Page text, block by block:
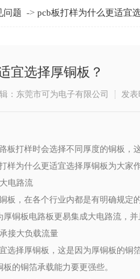
问题 -> pcb板打样为什么更适宜
宜选择厚铜板？
：东莞市可为电子有限公司 发表
板打样时会选择不同厚度的铜板，
样为什么更适宜选择厚铜板为大家
电路流
板，在各个行业内都是有明确规
铜板电路板更易集成大电路流，
接大负载流量
选择厚铜板，这是因为厚铜板的
的铜箔承载能力要更强些。